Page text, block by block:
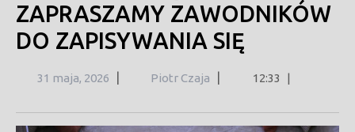
ZAPRASZAMY ZAWODNIKÓW
DO ZAPISYWANIA SIĘ
31 maja, 202631
2026
Piotr Czaja 12:33 |